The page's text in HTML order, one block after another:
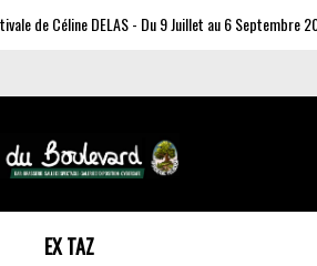
de Céline DELAS - Du 9 Juillet au 6 Septembre
EX TAZ